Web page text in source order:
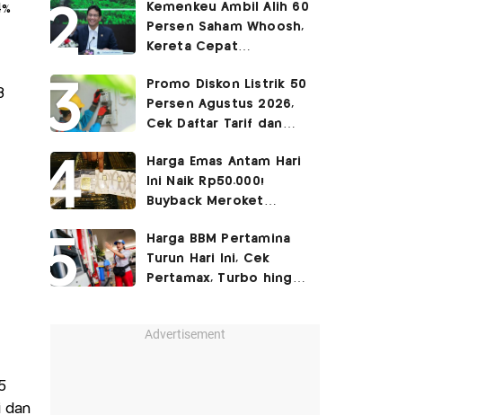
dan
Agustus 2026
Kemenkeu Ambil Alih 60
Persen Saham Whoosh,
Kereta Cepat
Surabaya
Promo Diskon Listrik 50
Persen Agustus 2026,
Cek Daftar Tarif dan
Harga Emas Antam Hari
Ini Naik Rp50.000!
Buyback Meroket
Harga BBM Pertamina
Turun Hari Ini, Cek
Pertamax, Turbo hingga
Advertisement